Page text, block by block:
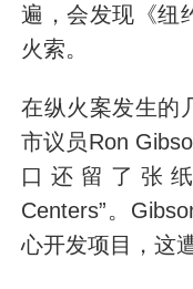
遍，会发现《纽
火索。
在纵火案发生的
市议员Ron
口还留了张
Centers”。
心开发项目，这